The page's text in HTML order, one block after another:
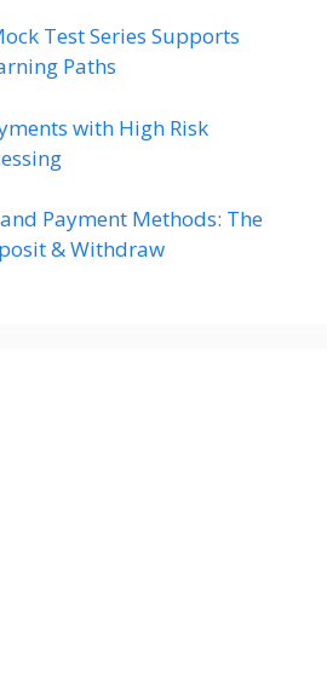
Test Series Supports
Paths
with High Risk
Payment Methods: The
& Withdraw